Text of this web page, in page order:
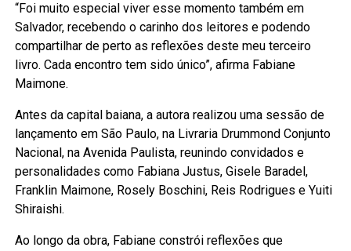
“Foi muito especial viver esse momento também em
Salvador, recebendo o carinho dos leitores e podendo
compartilhar de perto as reflexões deste meu terceiro
livro. Cada encontro tem sido único”, afirma Fabiane
Maimone.
Antes da capital baiana, a autora realizou uma sessão de
lançamento em São Paulo, na Livraria Drummond Conjunto
Nacional, na Avenida Paulista, reunindo convidados e
personalidades como Fabiana Justus, Gisele Baradel,
Franklin Maimone, Rosely Boschini, Reis Rodrigues e Yuiti
Shiraishi.
Ao longo da obra, Fabiane constrói reflexões que